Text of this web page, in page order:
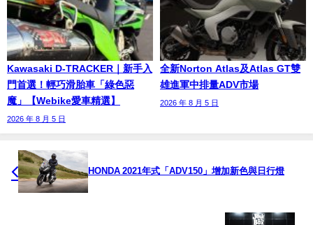
Kawasaki D-TRACKER｜新手入
門首選！輕巧滑胎車「綠色惡
魔」【Webike愛車精選】
2026 年 8 月 5 日
全新Norton Atlas及Atlas GT雙
雄進軍中排量ADV市場
2026 年 8 月 5 日
HONDA 2021年式「ADV150」增加新色與日行燈